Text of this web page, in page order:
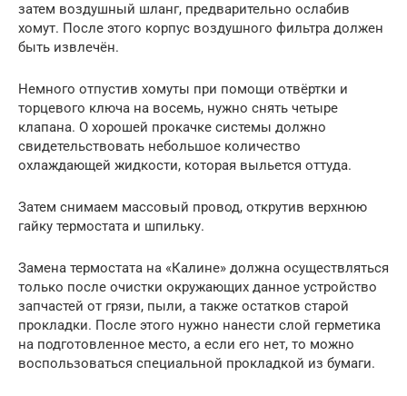
затем воздушный шланг, предварительно ослабив
хомут. После этого корпус воздушного фильтра должен
быть извлечён.
Немного отпустив хомуты при помощи отвёртки и
торцевого ключа на восемь, нужно снять четыре
клапана. О хорошей прокачке системы должно
свидетельствовать небольшое количество
охлаждающей жидкости, которая выльется оттуда.
Затем снимаем массовый провод, открутив верхнюю
гайку термостата и шпильку.
Замена термостата на «Калине» должна осуществляться
только после очистки окружающих данное устройство
запчастей от грязи, пыли, а также остатков старой
прокладки. После этого нужно нанести слой герметика
на подготовленное место, а если его нет, то можно
воспользоваться специальной прокладкой из бумаги.